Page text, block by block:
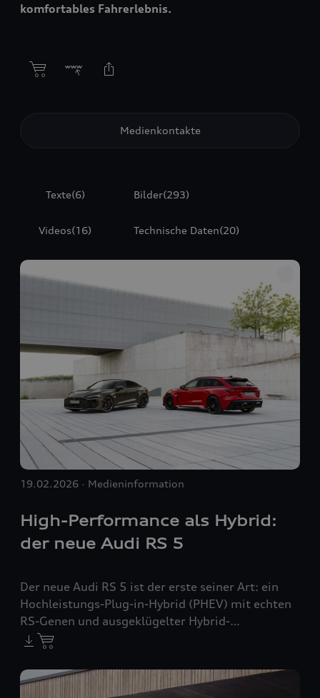
komfortables Fahrerlebnis.
Medienkontakte
Texte(6) Bilder(293)
Videos(16) Technische Daten(20)
19.02.2026 Medieninformation
High-Performance als Hybrid:
der neue Audi RS 5
Der neue Audi RS 5 ist der erste seiner Art: ein
Hochleistungs-Plug-in-Hybrid (PHEV) mit echten
RS-Genen und ausgeklügelter Hybrid-
Technologie. Ob sportliche Kurvenjagd,
oder elektrisches Gleiten durch die Stadt – der
RS 5
meistert jede Situation souverän, agil und